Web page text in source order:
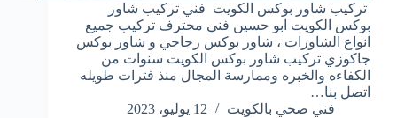
تركيب شاور بوكس الكويت فني تركيب شاور
بوكس الكويت ابو حسين فني محترف تركيب جميع
انواع الشاورات ، شاور بوكس زجاجي و شاور بوكس
جاكوزي تركيب شاور بوكس الكويت سنوات من
الكفاءه والخبره وممارسة المجال منذ فترات طويله
اتصل بنا…
فني صحي بالكويت
12 يوليو، 2023